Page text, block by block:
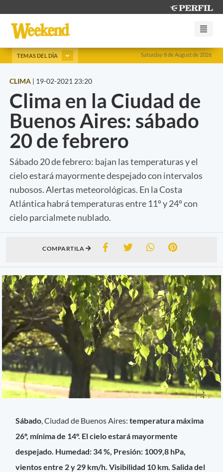
Saturday 8 de August de 2026
TEMAS DEL DÍA
CLIMA | 19-02-2021 23:20
Clima en la Ciudad de
Buenos Aires: sábado
20 de febrero
Sábado 20 de febrero: bajan las temperaturas y el
cielo estará mayormente despejado con intervalos
nubosos. Alertas meteorológicas. En la Costa
Atlántica habrá temperaturas entre 11º y 24º con
cielo parcialmete nublado.
COMPARTILA
Sábado , Ciudad de Buenos Aires:temperatura máxima
26º, mínima de 14º. El cielo estará mayormente
despejado. Humedad: 34 %, Presión: 1009,8 hPa,
vientos entre 2 y 29 km/h. Visibilidad 10 km. Salida del